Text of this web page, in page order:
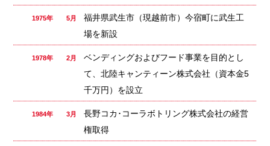
1975年 5月
福井県武生市（現越前市）今宿町に武生工
場を新設
1978年 2月
ベンディングおよびフード事業を目的とし
て、北陸キャンティーン株式会社（資本金5
千万円）を設立
1984年 3月
長野コカ･コーラボトリング株式会社の経営
権取得